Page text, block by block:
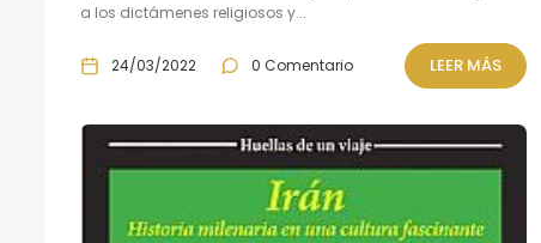
a los dictámenes religiosos y...
24/03/2022 0 Comentario LEER MÁS